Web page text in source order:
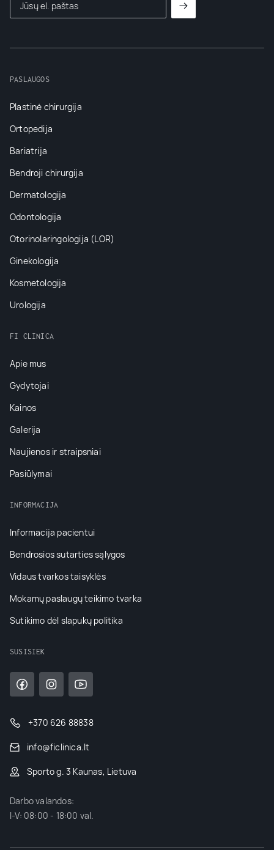
PASLAUGOS
Plastinė chirurgija
Ortopedija
Bariatrija
Bendroji chirurgija
Dermatologija
Odontologija
Otorinolaringologija (LOR)
Ginekologija
Kosmetologija
Urologija
FI CLINICA
Apie mus
Gydytojai
Kainos
Galerija
Naujienos ir straipsniai
Pasiūlymai
INFORMACIJA
Informacija pacientui
Bendrosios sutarties sąlygos
Vidaus tvarkos taisyklės
Mokamų paslaugų teikimo tvarka
Sutikimo dėl slapukų politika
SUSISIEK
+370 626 88838
info@ficlinica.lt
Sporto g. 3 Kaunas, Lietuva
Darbo valandos:
I-V: 08:00 - 18:00 val.